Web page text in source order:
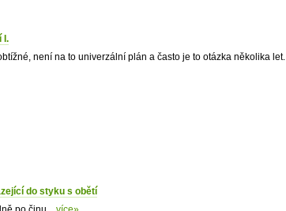
I.
není na to univerzální plán a často je to otázka několika let.
do styku s obětí